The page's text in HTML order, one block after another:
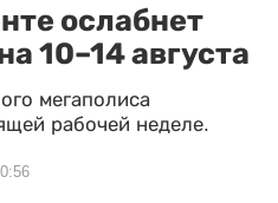
ослабнет
10–14 августа
мегаполиса
рабочей неделе.